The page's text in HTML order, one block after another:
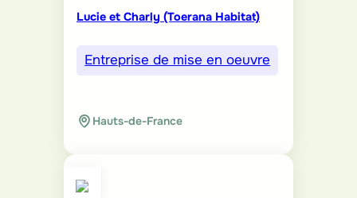
Lucie et Charly (Toerana Habitat)
Entreprise de mise en oeuvre
Hauts-de-France